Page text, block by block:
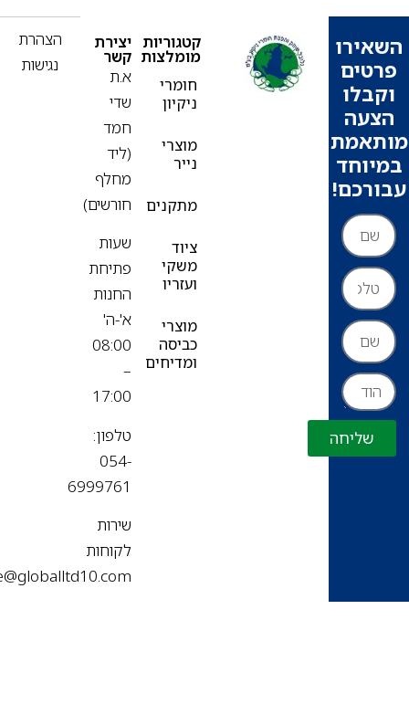
שליחה
קטגוריות
מומלצות
חומרי
מוצרי
מתקנים
משקי
מוצרי
כביסה
ומדיחים
יצירת
קשר
א.ת
שדי
(ליד
מחלף
חורשים)
פתיחת
החנות
א'-ה'
08:00
–
17:00
טלפון:
6999761
לקוחות
office@globalltd10.com
הצהרת
נגישות